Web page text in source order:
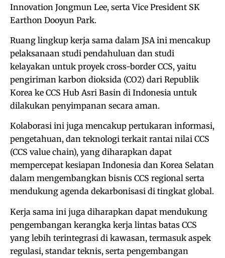
Innovation Jongmun Lee, serta Vice President SK
Earthon Dooyun Park.
Ruang lingkup kerja sama dalam JSA ini mencakup
pelaksanaan studi pendahuluan dan studi
kelayakan untuk proyek cross-border CCS, yaitu
pengiriman karbon dioksida (CO2) dari Republik
Korea ke CCS Hub Asri Basin di Indonesia untuk
dilakukan penyimpanan secara aman.
Kolaborasi ini juga mencakup pertukaran informasi,
pengetahuan, dan teknologi terkait rantai nilai CCS
(CCS value chain), yang diharapkan dapat
mempercepat kesiapan Indonesia dan Korea Selatan
dalam mengembangkan bisnis CCS regional serta
mendukung agenda dekarbonisasi di tingkat global.
Kerja sama ini juga diharapkan dapat mendukung
pengembangan kerangka kerja lintas batas CCS
yang lebih terintegrasi di kawasan, termasuk aspek
regulasi, standar teknis, serta pengembangan